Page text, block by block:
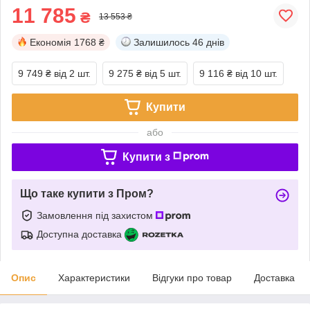
11 785 ₴ 13 553 ₴
Економія 1768 ₴ Залишилось 46 днів
9 749 ₴ від 2 шт. 9 275 ₴ від 5 шт. 9 116 ₴ від 10 шт.
Купити
або
Купити з
Що таке купити з Пром?
Замовлення під захистом
Доступна доставка
Опис Характеристики Відгуки про товар Доставка